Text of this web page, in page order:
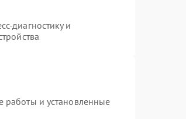
диагностику и
работы и установленные